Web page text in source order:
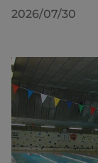
2026/07/30